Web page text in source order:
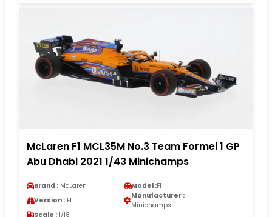
McLaren F1 MCL35M No.3 Team Formel 1 GP
Abu Dhabi 2021 1/43 Minichamps
Brand : McLaren Model :F1
Version : F1
Manufacturer :
Minichamps
Scale : 1/18